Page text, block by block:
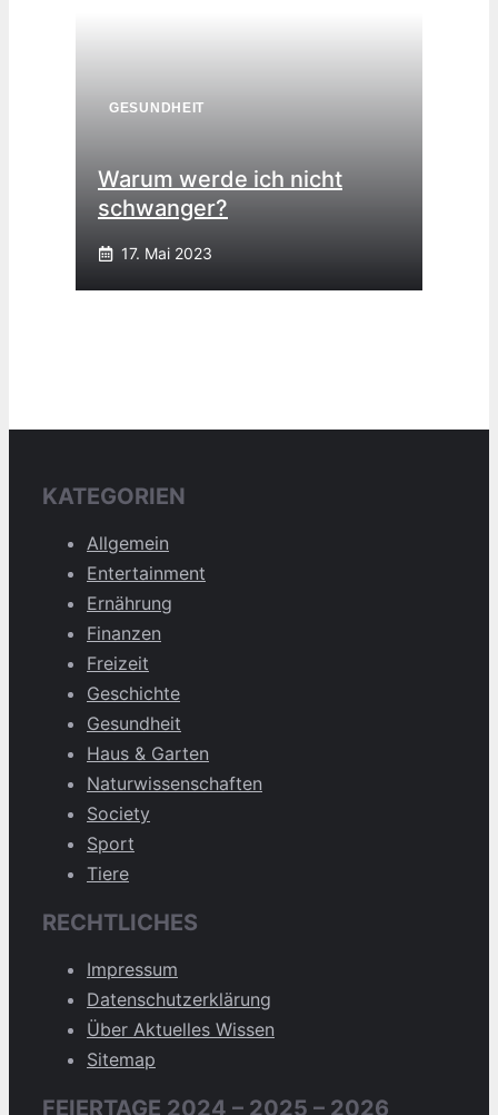
GESUNDHEIT
Warum werde ich nicht
schwanger?
17. Mai 2023
KATEGORIEN
Allgemein
Entertainment
Ernährung
Finanzen
Freizeit
Geschichte
Gesundheit
Haus & Garten
Naturwissenschaften
Society
Sport
Tiere
RECHTLICHES
Impressum
Datenschutzerklärung
Über Aktuelles Wissen
Sitemap
FEIERTAGE 2024 – 2025 – 2026